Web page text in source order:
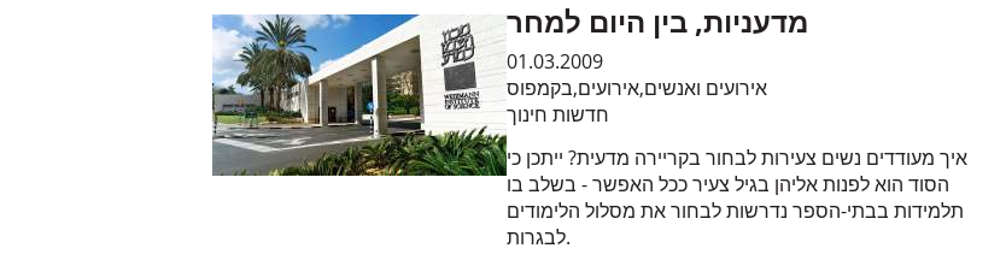
מדעניות, בין היום למחר
01.03.2009
אירועים ואנשים,אירועים,בקמפוס
חדשות חינוך
איך מעודדים נשים צעירות לבחור בקריירה מדעית? ייתכן כי
הסוד הוא לפנות אליהן בגיל צעיר ככל האפשר - בשלב בו
תלמידות בבתי-הספר נדרשות לבחור את מסלול הלימודים
לבגרות.